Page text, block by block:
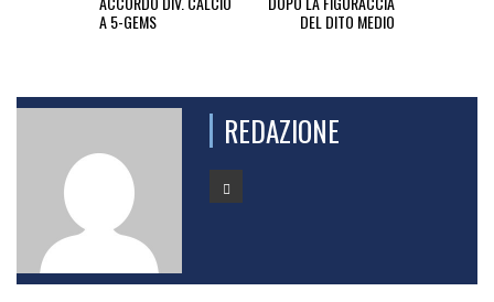
A 5-GEMS
DEL DITO MEDIO
REDAZIONE